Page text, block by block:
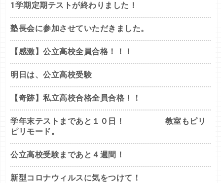
1学期定期テストが終わりました！
塾長会に参加させていただきました。
【感激】公立高校全員合格！！！
明日は、公立高校受験
【奇跡】私立高校合格全員合格！！
学年末テストまであと１０日！ 教室もピリ
ピリモード。
公立高校受験まであと４週間！
新型コロナウィルスに気をつけて！